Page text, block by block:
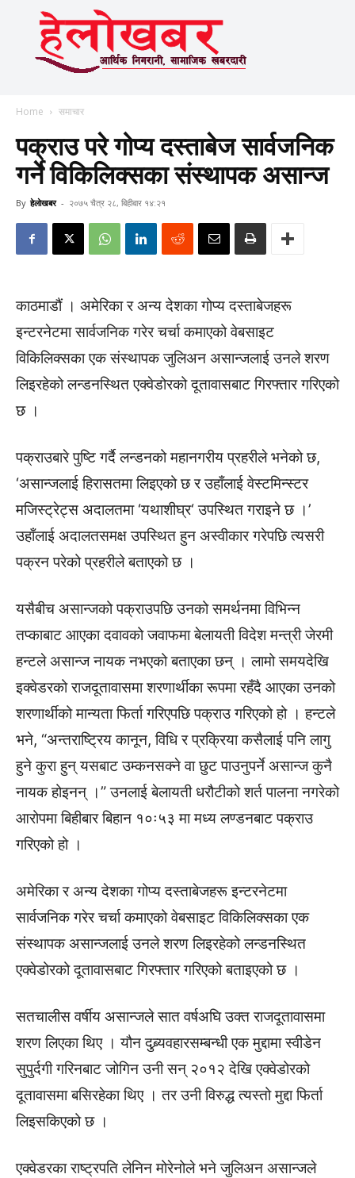
Home समाचार
पक्राउ परे गोप्य दस्ताबेज सार्वजनिक
गर्ने विकिलिक्सका संस्थापक असान्ज
By हेलाेखबर - २०७५ चैत्र २८, बिहीबार १४:२१
काठमाडौं । अमेरिका र अन्य देशका गोप्य दस्ताबेजहरू
इन्टरनेटमा सार्वजनिक गरेर चर्चा कमाएको वेबसाइट
विकिलिक्सका एक संस्थापक जुलिअन असान्जलाई उनले शरण
लिइरहेको लन्डनस्थित एक्वेडोरको दूतावासबाट गिरफ्तार गरिएको
छ ।
पक्राउबारे पुष्टि गर्दै लन्डनको महानगरीय प्रहरीले भनेको छ,
‘असान्जलाई हिरासतमा लिइएको छ र उहाँलाई वेस्टमिन्स्टर
मजिस्ट्रेट्स अदालतमा ‘यथाशीघ्र‘ उपस्थित गराइने छ ।’
उहाँलाई अदालतसमक्ष उपस्थित हुन अस्वीकार गरेपछि त्यसरी
पक्रन परेको प्रहरीले बताएको छ ।
यसैबीच असान्जको पक्राउपछि उनको समर्थनमा विभिन्न
तप्काबाट आएका दवावको जवाफमा बेलायती विदेश मन्त्री जेरमी
हन्टले असान्ज नायक नभएको बताएका छन् । लामो समयदेखि
इक्वेडरको राजदूतावासमा शरणार्थीका रूपमा रहँदै आएका उनको
शरणार्थीको मान्यता फिर्ता गरिएपछि पक्राउ गरिएको हो । हन्टले
भने, “अन्तराष्ट्रिय कानून, विधि र प्रक्रिया कसैलाई पनि लागु
हुने कुरा हुन् यसबाट उम्कनसक्ने वा छुट पाउनुपर्ने असान्ज कुनै
नायक होइनन् ।” उनलाई बेलायती धरौटीको शर्त पालना नगरेको
आरोपमा बिहीबार बिहान १०ः५३ मा मध्य लण्डनबाट पक्राउ
गरिएको हो ।
अमेरिका र अन्य देशका गोप्य दस्ताबेजहरू इन्टरनेटमा
सार्वजनिक गरेर चर्चा कमाएको वेबसाइट विकिलिक्सका एक
संस्थापक असान्जलाई उनले शरण लिइरहेको लन्डनस्थित
एक्वेडोरको दूतावासबाट गिरफ्तार गरिएको बताइएको छ ।
सतचालीस वर्षीय असान्जले सात वर्षअघि उक्त राजदूतावासमा
शरण लिएका थिए । यौन दुब्र्यवहारसम्बन्धी एक मुद्दामा स्वीडेन
सुपुर्दगी गरिनबाट जोगिन उनी सन् २०१२ देखि एक्वेडोरको
दूतावासमा बसिरहेका थिए । तर उनी विरुद्ध त्यस्तो मुद्दा फिर्ता
लिइसकिएको छ ।
एक्वेडरका राष्ट्रपति लेनिन मोरेनोले भने जुलिअन असान्जले